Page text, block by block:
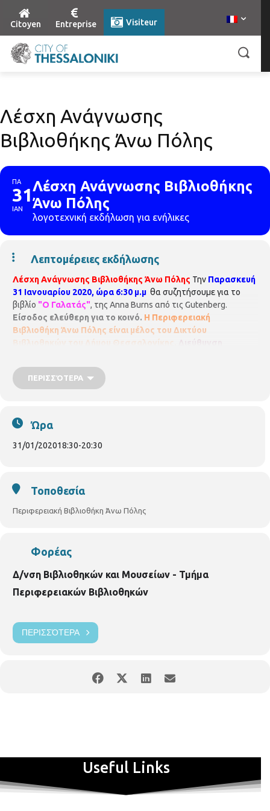
Citoyen Entreprise Visiteur
Λέσχη Ανάγνωσης
Βιβλιοθήκης Άνω Πόλης
ΠΑ
31
ΙΑΝ
Λέσχη Ανάγνωσης Βιβλιοθήκης
Άνω Πόλης
λογοτεχνική εκδήλωση για ενήλικες
Λεπτομέρειες εκδήλωσης
Λέσχη Ανάγνωσης Βιβλιοθήκης Άνω Πόλης Την Παρασκευή
31 Ιανουαρίου 2020, ώρα 6:30 μ.μ θα συζητήσουμε για το
βιβλίο "Ο Γαλατάς", της Anna Burns από τις Gutenberg.
Είσοδος ελεύθερη για το κοινό. Η Περιφερειακή
Βιβλιοθήκη Άνω Πόλης είναι μέλος του Δικτύου
Βιβλιοθηκών του Δήμου Θεσσαλονίκης.
Διεύθυνση
ΒιβλιοθηκώνΠεριφερειακή Βιβλιοθήκη Άνω Πόλης
Κρίσπου 7, τηλ: 2310 219329
ΠΕΡΙΣΣΌΤΕΡΑ
Ώρα
31/01/202018:30-20:30
Τοποθεσία
Περιφερειακή Βιβλιοθήκη Άνω Πόλης
Φορέας
Δ/νση Βιβλιοθηκών και Μουσείων - Τμήμα
Περιφερειακών Βιβλιοθηκών
ΠΕΡΙΣΣΌΤΕΡΑ
Useful Links